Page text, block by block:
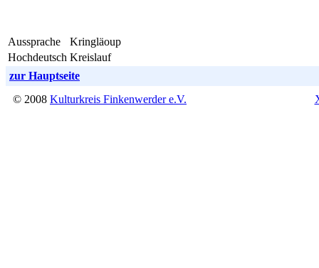
Aussprache
Kringläoup
Hochdeutsch Kreislauf
zur Hauptseite
© 2008 Kulturkreis Finkenwerder e.V.